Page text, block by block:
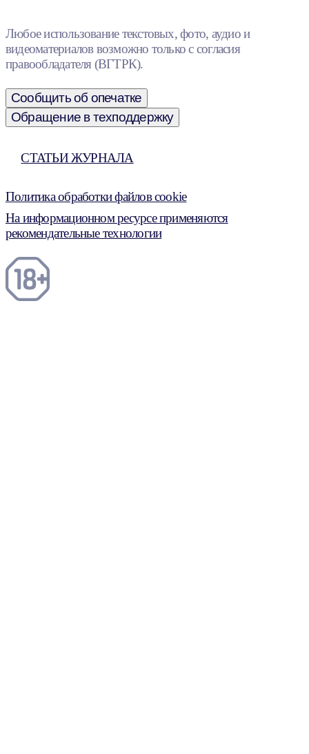
Любое использование текстовых, фото, аудио и
видеоматериалов возможно только с согласия
правообладателя (ВГТРК).
Сообщить об опечатке
Обращение в техподдержку
СТАТЬИ ЖУРНАЛА
Политика обработки файлов cookie
На информационном ресурсе применяются
рекомендательные технологии